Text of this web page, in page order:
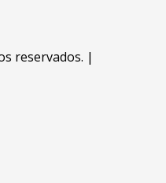
reservados. |